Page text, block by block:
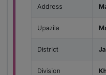
Address
Upazila
District
Division